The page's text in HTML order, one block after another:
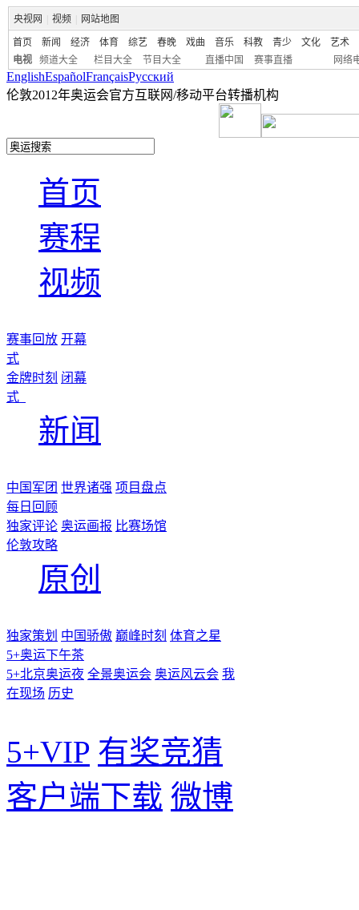
央视网 视频 网站地图
首页 新闻 经济 体育 综艺 春晚 戏曲 音乐 科教 青少 文化
艺术
电视
频道大全 栏目大全 节目大全 直播中国 赛事直播 网络
EnglishEspañolFrançaisPусский
伦敦2012年奥运会官方互联网/移动平台转播机构
首页
赛程
视频
赛事回放 开幕
式
金牌时刻 闭幕
式
新闻
中国军团 世界诸强 项目盘点
每日回顾
独家评论 奥运画报 比赛场馆
伦敦攻略
原创
独家策划 中国骄傲 巅峰时刻 体育之星
5+奥运下午茶
5+北京奥运夜 全景奥运会 奥运风云会 我
在现场 历史
5+VIP 有奖竞猜
客户端下载 微博